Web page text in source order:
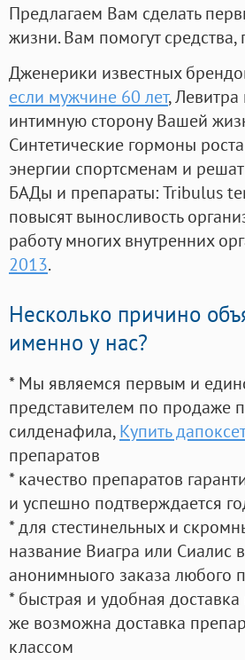
Предлагаем Вам сделать
жизни. Вам помогут
Дженерики известных
если мужчине 60 лет,
интимную сторону Вашей
Синтетические гормоны роста
энергии спортсменам и
БАДы и препараты:Tribulus
повысят выносливость
работу многих внутренних
2013.
Несколько причино
именно у нас?
* Мы являемся первым и
представителем по продаже
силденафила, Купить
препаратов
* качество препаратов
и успешно подтверждается
* для стестинельных и
название Виагра или Сиалис
анонимныого заказа любого
* быстрая и удобная
же возможна доставка
классом